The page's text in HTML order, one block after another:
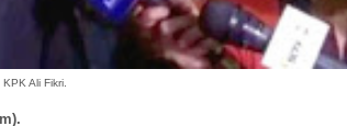
Ali Fikri.